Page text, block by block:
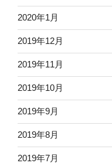
2020年1月
2019年12月
2019年11月
2019年10月
2019年9月
2019年8月
2019年7月